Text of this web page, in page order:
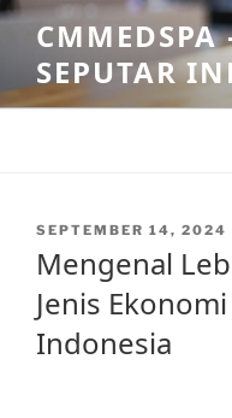
Skip
contentSEPUTAR
POSTED
SEPTEMBER 14, 2024
Mengenal
Jenis
Indonesia